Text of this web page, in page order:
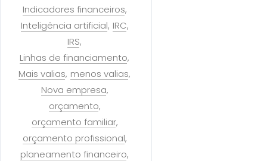
Indicadores financeiros
Inteligência artificial IRC
IRS
Linhas de financiamento
Mais valias menos valias
Nova empresa
orçamento
orçamento familiar
orçamento profissional
planeamento financeiro